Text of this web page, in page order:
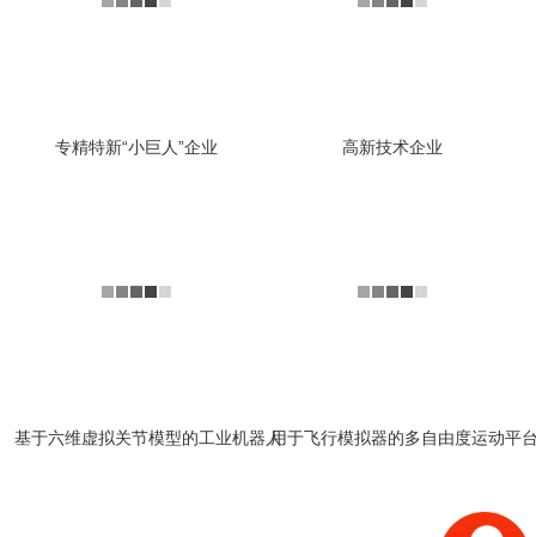
专精特新“小巨人”企业 高新技术企业
基于六维虚拟关节模型的工业机器人用于飞行模拟器的多自由度运动平